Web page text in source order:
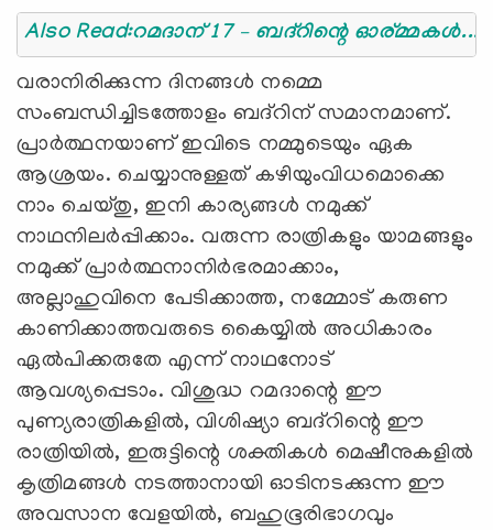
Also Read:റമദാന് 17 – ബദ്റിന്റെ ഓര്മ്മകള്‍...
വരാനിരിക്കുന്ന ദിനങ്ങള്‍ നമ്മെ
സംബന്ധിച്ചിടത്തോളം ബദ്റിന് സമാനമാണ്.
പ്രാര്‍ത്ഥനയാണ് ഇവിടെ നമ്മുടെയും ഏക
ആശ്രയം. ചെയ്യാനുള്ളത് കഴിയുംവിധമൊക്കെ
നാം ചെയ്തു, ഇനി കാര്യങ്ങള്‍ നമുക്ക്
നാഥനിലര്‍പ്പിക്കാം. വരുന്ന രാത്രികളും യാമങ്ങളും
നമുക്ക് പ്രാര്‍ത്ഥനാനിര്‍ഭരമാക്കാം,
അല്ലാഹുവിനെ പേടിക്കാത്ത, നമ്മോട് കരുണ
കാണിക്കാത്തവരുടെ കൈയ്യില്‍ അധികാരം
ഏല്‍പിക്കരുതേ എന്ന് നാഥനോട്
ആവശ്യപ്പെടാം. വിശുദ്ധ റമദാന്റെ ഈ
പുണ്യരാത്രികളില്‍, വിശിഷ്യാ ബദ്റിന്റെ ഈ
രാത്രിയില്‍, ഇരുട്ടിന്റെ ശക്തികള്‍ മെഷീനുകളില്‍
കൃത്രിമങ്ങള്‍ നടത്താനായി ഓടിനടക്കുന്ന ഈ
അവസാന വേളയില്‍, ബഹുഭൂരിഭാഗവും